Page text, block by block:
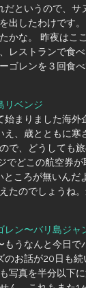
だというので、サ
出したわけです
かな。 昨夜はこ
レストランで食べ
ゴレンを３回食べ
リベンジ
始まりました海外
え、歳とともに寒
で、どうしても
でどこの航空券
ところが無いんだ
たのでしょうね。
レン〜バリ島ジャ
もうなんと今日で
のお話が20日も
写真を半分以下